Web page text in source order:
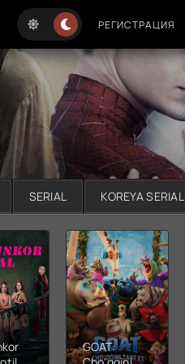
РЕГИСТРАЦИЯ
SERIAL KOREYA SERIAL
GOAT: